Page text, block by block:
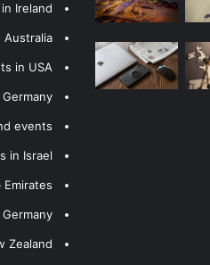
Ireland
Australia
in USA
events
in Israel
Zealand